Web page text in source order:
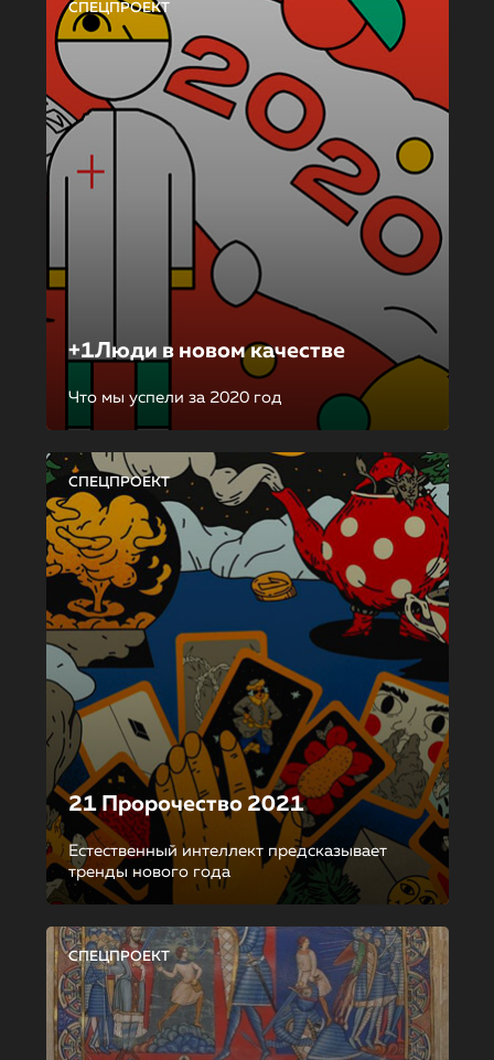
СПЕЦПРОЕКТ
+1Люди в новом качестве
Что мы успели за 2020 год
СПЕЦПРОЕКТ
21 Пророчество 2021
Естественный интеллект предсказывает
тренды нового года
СПЕЦПРОЕКТ